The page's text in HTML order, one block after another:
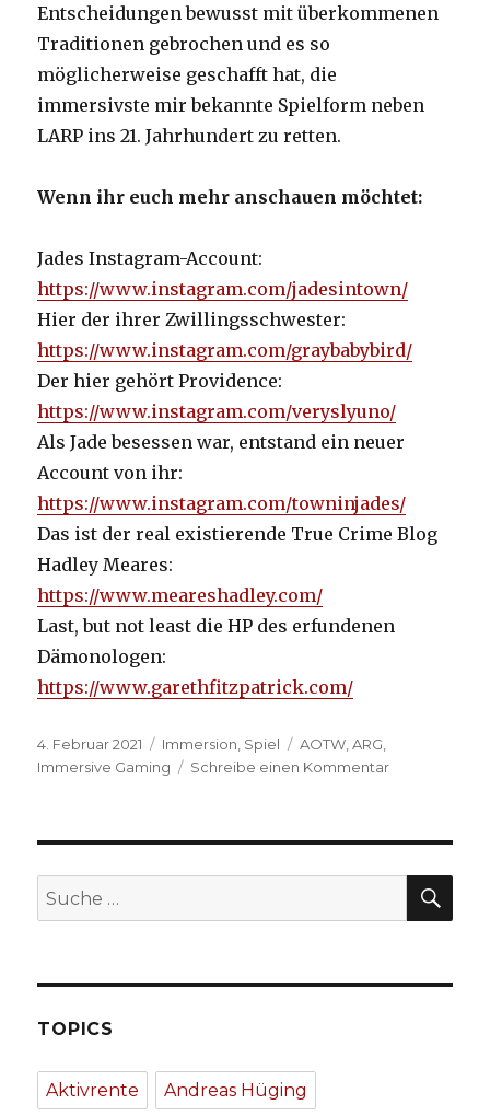
Entscheidungen bewusst mit überkommenen
Traditionen gebrochen und es so
möglicherweise geschafft hat, die
immersivste mir bekannte Spielform neben
LARP ins 21. Jahrhundert zu retten.
Wenn ihr euch mehr anschauen möchtet:
Jades Instagram-Account:
https://www.instagram.com/jadesintown/
Hier der ihrer Zwillingsschwester:
https://www.instagram.com/graybabybird/
Der hier gehört Providence:
https://www.instagram.com/veryslyuno/
Als Jade besessen war, entstand ein neuer
Account von ihr:
https://www.instagram.com/towninjades/
Das ist der real existierende True Crime Blog
Hadley Meares:
https://www.meareshadley.com/
Last, but not least die HP des erfundenen
Dämonologen:
https://www.garethfitzpatrick.com/
Veröffentlicht
am
4. Februar 2021 Kategorien
Immersion, Spiel Schlagwörter
AOTW,ARG,
Immersive Gaming
Schreibe einen Kommentarzu
Suche
nach:
TOPICS
Aktivrente Andreas Hüging